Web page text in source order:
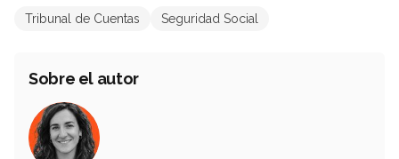
Tribunal de Cuentas Seguridad Social
Sobre el autor